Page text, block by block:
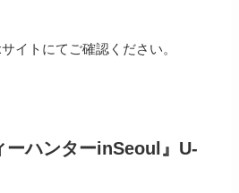
イトにてご確認ください。
ーハンターinSeoul』U-